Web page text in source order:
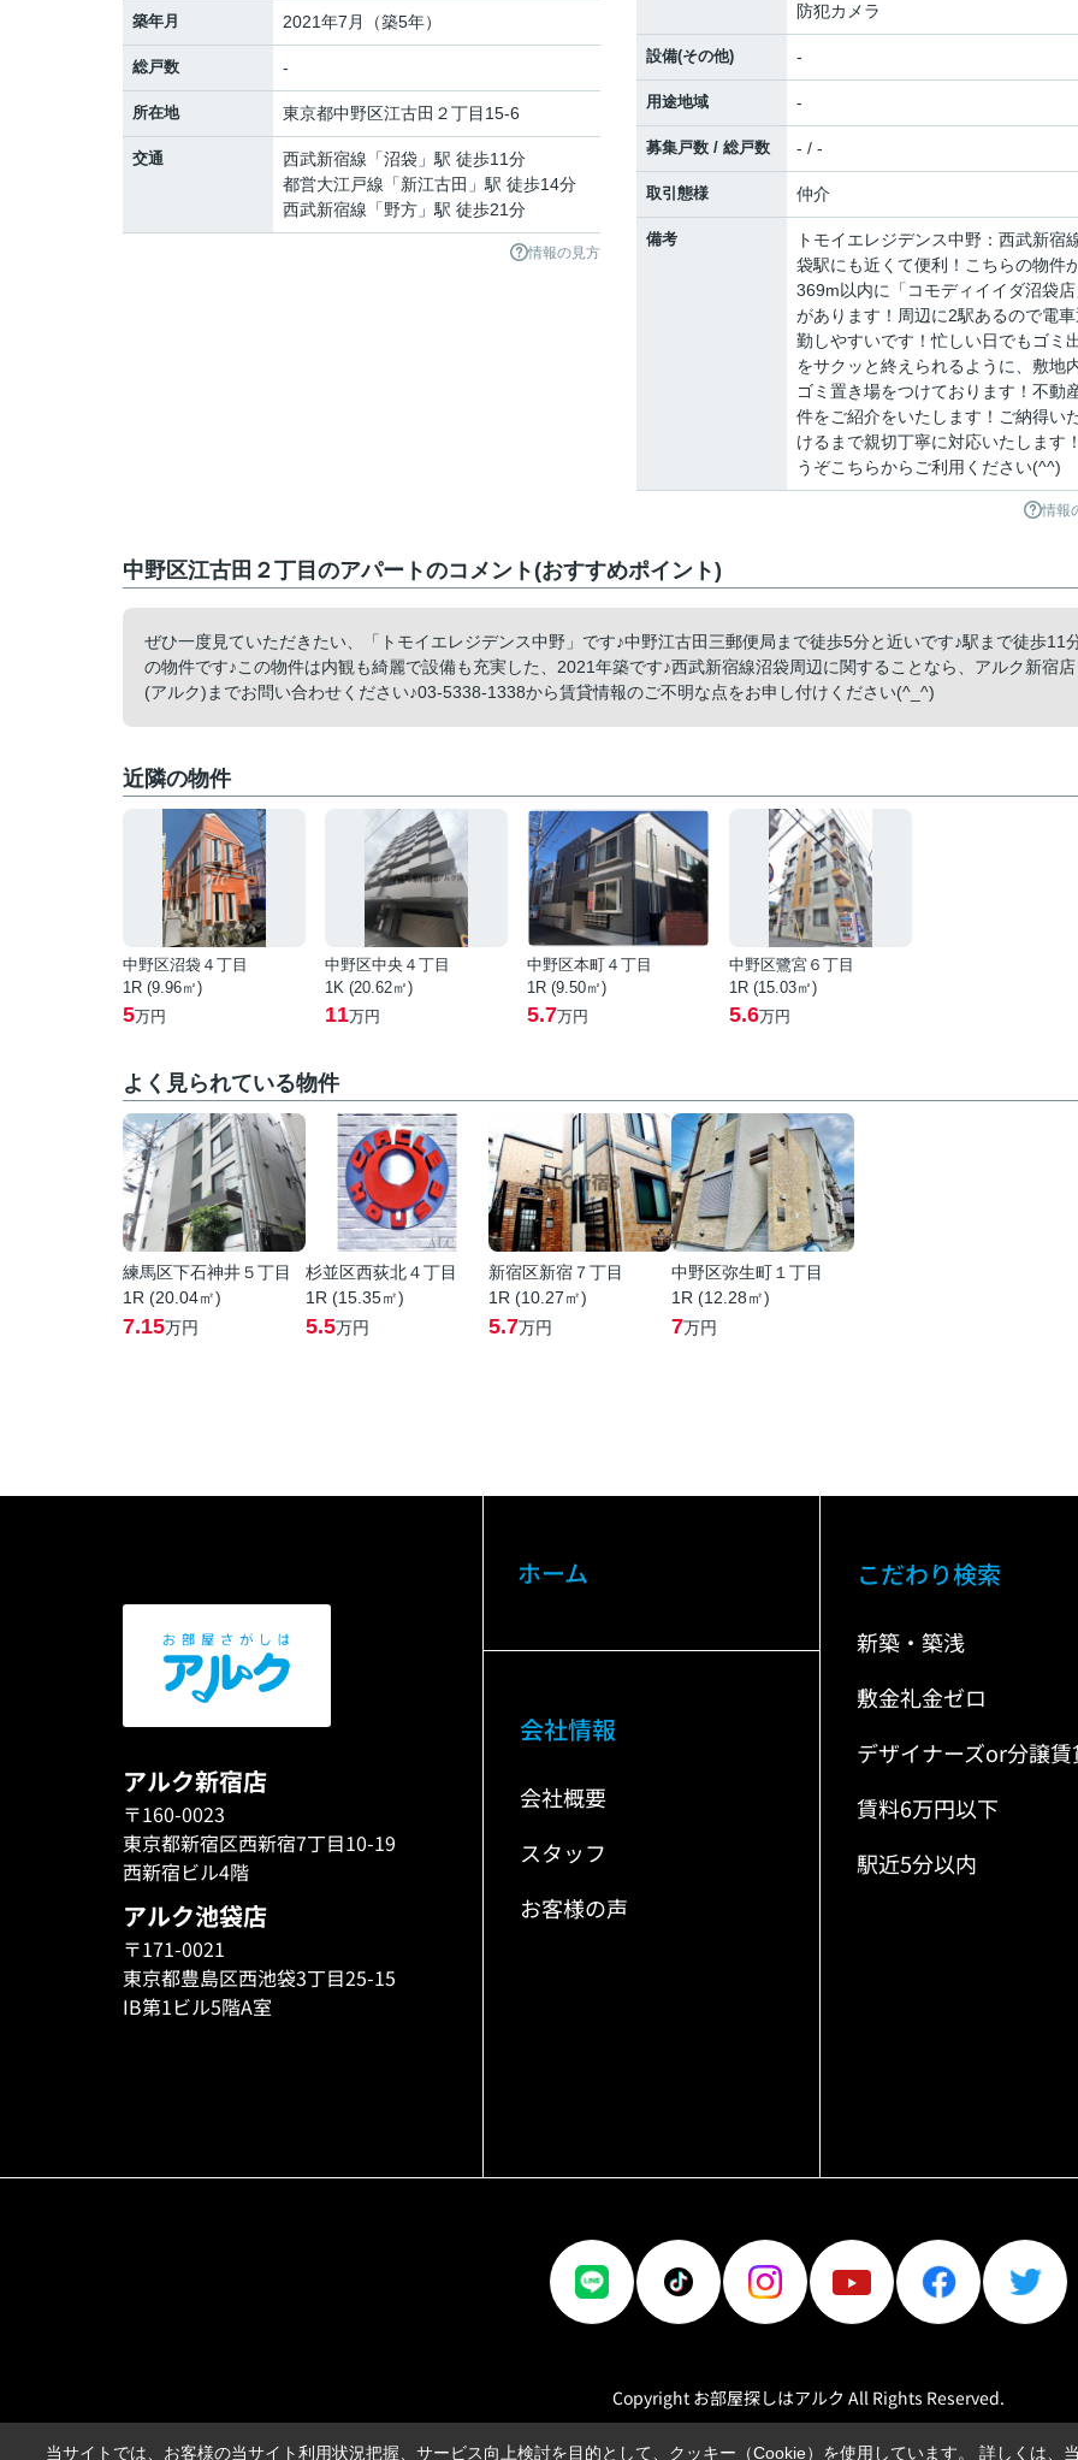
築年月 2021年7月（築5年）
総戸数 -
所在地 東京都中野区江古田 ２丁目15-6
交通 西武新宿線 「沼袋 」駅 徒歩11分
都営大江戸線 「新江古田 」駅 徒歩14分
西武新宿線 「野方 」駅 徒歩21分
情報の見方
防犯カメラ
設備(その他) -
用途地域 -
募集戸数 / 総戸数 - / -
取引態様 仲介
備考
トモイエレジデンス中野：西武新宿
袋駅にも近くて便利！こちらの物件
369m以内に「コモディイイダ沼袋店
があります！周辺に2駅あるので電車
勤しやすいです！忙しい日でもゴミ
をサクッと終えられるように、敷地
ゴミ置き場をつけております！不動
件をご紹介をいたします！ご納得い
けるまで親切丁寧に対応いたします
うぞこちらからご利用ください(^^)
情報
中野区江古田２丁目のアパートのコメント(おすすめポイント)
ぜひ一度見ていただきたい、「トモイエレジデンス中野」です♪中野江古田三郵便局まで徒歩5分と近いです♪駅まで徒歩11
の物件です♪この物件は内観も綺麗で設備も充実した、2021年築です♪西武新宿線沼袋周辺に関することなら、アルク新宿店
(アルク)までお問い合わせください♪03-5338-1338から賃貸情報のご不明な点をお申し付けください(^_^)
近隣の物件
中野区沼袋４丁目
1R (9.96㎡)
5万円
中野区中央４丁目
1K (20.62㎡)
11万円
中野区本町４丁目
1R (9.50㎡)
5.7万円
中野区鷺宮６丁目
1R (15.03㎡)
5.6万円
よく見られている物件
練馬区下石神井５丁目
1R (20.04㎡)
7.15万円
杉並区西荻北４丁目
1R (15.35㎡)
5.5万円
新宿区新宿７丁目
1R (10.27㎡)
5.7万円
中野区弥生町１丁目
1R (12.28㎡)
7万円
アルク新宿店
〒160-0023
東京都新宿区西新宿7丁目10-19
西新宿ビル4階
アルク池袋店
〒171-0021
東京都豊島区西池袋3丁目25-15
IB第1ビル5階A室
ホーム
会社情報
会社概要
スタッフ
お客様の声
こだわり検索
新築・築浅
敷金礼金ゼロ
デザイナーズor分譲賃
賃料6万円以下
駅近5分以内
Copyright お部屋探しはアルク All Rights Reserved.
当サイトでは、お客様の当サイト利用状況把握、サービス向上検討を目的として、クッキー（Cookie）を使用しています。 詳しくは、